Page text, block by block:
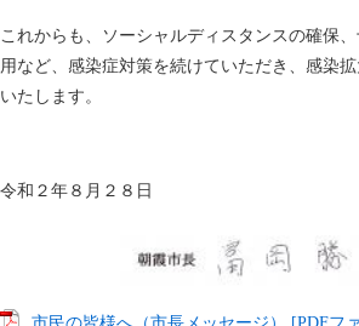
これからも、ソーシャルディスタンスの確保
用など、感染症対策を続けていただき、感染
いたします。
令和２年８月２８日